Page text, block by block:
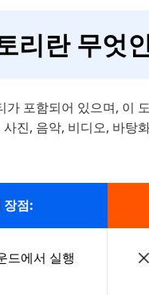
리란 무엇
가 포함되어 있으며, 이
진, 음악, 비디오, 바
장점:
드에서 실행